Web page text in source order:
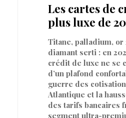
Les cartes de
plus luxe de
Titane, palladium, or
diamant serti : en
crédit de luxe ne se
d’un plafond
guerre des
Atlantique et la
des tarifs bancaires
segment ultra-